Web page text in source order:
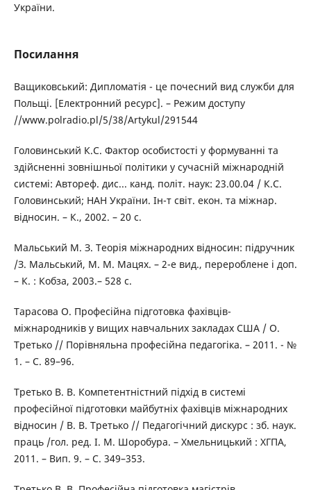
України.
Посилання
Ващиковський: Дипломатія - це почесний вид служби для
Польщі. [Електронний ресурс]. – Режим доступу
//www.polradio.pl/5/38/Artykul/291544
Головинський К.С. Фактор особистості у формуванні та
здійсненні зовнішньої політики у сучасній міжнародній
системі: Автореф. дис... канд. політ. наук: 23.00.04 / К.С.
Головинський; НАН України. Ін-т світ. екон. та міжнар.
відносин. – К., 2002. – 20 с.
Мальський М. З. Теорія міжнародних відносин: підручник
/З. Мальський, М. М. Мацях. – 2-е вид., перероблене і доп.
– К. : Кобза, 2003.– 528 с.
Тарасова О. Професійна підготовка фахівців-
міжнародників у вищих навчальних закладах США / О.
Третько // Порівняльна професійна педагогіка. – 2011. - №
1. – С. 89–96.
Третько В. В. Компетентністний підхід в системі
професійної підготовки майбутніх фахівців міжнародних
відносин / В. В. Третько // Педагогічний дискурс : зб. наук.
праць /гол. ред. І. М. Шоробура. – Хмельницький : ХГПА,
2011. – Вип. 9. – С. 349–353.